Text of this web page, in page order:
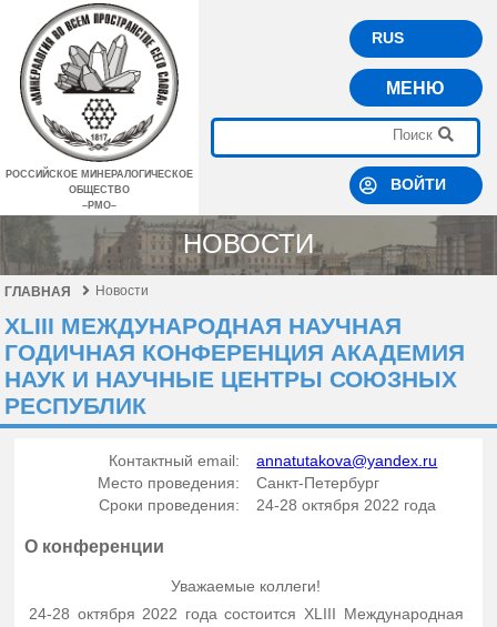
РОССИЙСКОЕ МИНЕРАЛОГИЧЕСКОЕ
ОБЩЕСТВО
–РМО–
RUS
МЕНЮ
ВОЙТИ
НОВОСТИ
ГЛАВНАЯ Новости
XLIII МЕЖДУНАРОДНАЯ НАУЧНАЯ
ГОДИЧНАЯ КОНФЕРЕНЦИЯ АКАДЕМИЯ
НАУК И НАУЧНЫЕ ЦЕНТРЫ СОЮЗНЫХ
РЕСПУБЛИК
Контактный email:
annatutakova@yandex.ru
Место проведения:
Санкт-Петербург
Сроки проведения:
24-28 октября 2022 года
О конференции
Уважаемые коллеги!
24-28 октября 2022 года состоится XLIII Международная